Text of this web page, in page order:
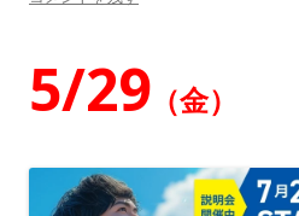
5/29 （金）